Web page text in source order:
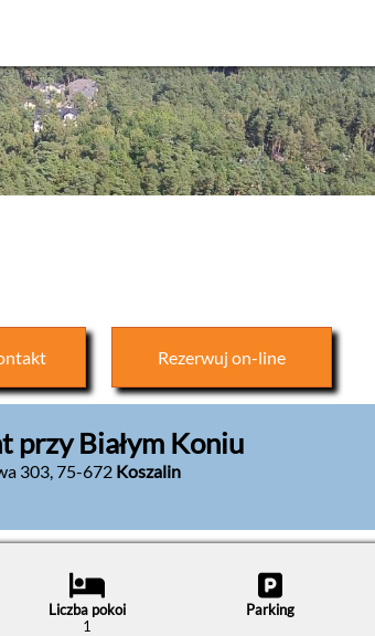
Rezerwuj on-line
przy Białym Koniu
303,75-672 Koszalin
Liczba pokoi
1
Parking